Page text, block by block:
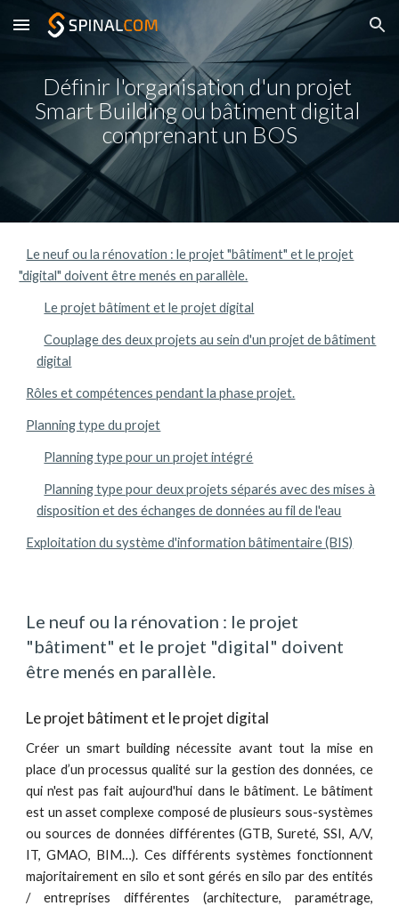
Skip to main content Skip to navigation
Définir l'organisation d'un projet
Smart Building ou bâtiment digital
comprenant un BOS
Le neuf ou la rénovation : le projet "bâtiment" et le projet
"digital" doivent être menés en parallèle.
Le projet bâtiment et le projet digital
Couplage des deux projets au sein d'un projet de bâtiment
digital
Rôles et compétences pendant la phase projet.
Planning type du projet
Planning type pour un projet intégré
Planning type pour deux projets séparés avec des mises à
disposition et des échanges de données au fil de l'eau
Exploitation du système d'information bâtimentaire (BIS)
Le neuf ou la rénovation : le projet
"bâtiment" et le projet "digital" doivent
être menés en parallèle.
Le projet bâtiment et le projet digital
Créer un smart building nécessite avant tout la mise en
place d’un processus qualité sur la gestion des données, ce
qui n'est pas fait aujourd'hui dans le bâtiment. Le bâtiment
est un asset complexe composé de plusieurs sous-systèmes
ou sources de données différentes (GTB, Sureté, SSI, A/V,
IT, GMAO, BIM…). Ces différents systèmes fonctionnent
majoritairement en silo et sont gérés en silo par des entités
/ entreprises différentes (architecture, paramétrage,